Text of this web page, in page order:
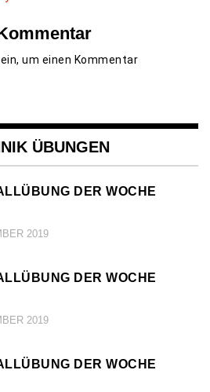
um einen Kommentar
ÜBUNGEN
DER WOCHE (
2019
DER WOCHE (
2019
DER WOCHE (